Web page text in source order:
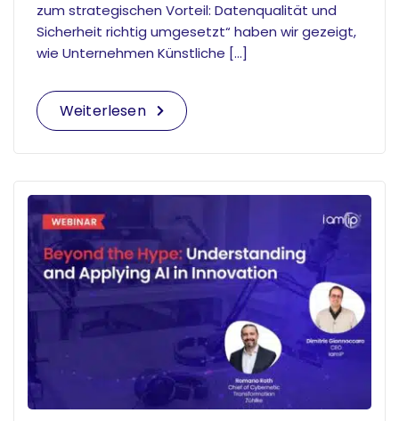
zum strategischen Vorteil: Datenqualität und
Sicherheit richtig umgesetzt“ haben wir gezeigt,
wie Unternehmen Künstliche […]
Weiterlesen